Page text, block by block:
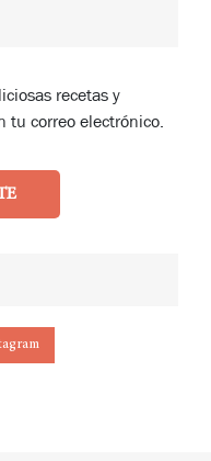
recetas y
tu correo electrónico.